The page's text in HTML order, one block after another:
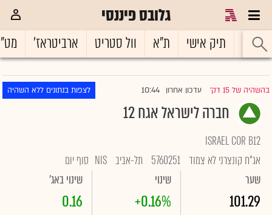
גלובס פיננסי
ראשי תיק אישי ת"א וול סטריט ארביטראז'
בהשהיה של 15 דק' |עדכון אחרון 10:44 לצפות בנתונים ללא השהיה
חברה לישראל אגח 12
ISRAEL COR B12
אג"ח קונצרני לא צמוד 5760251 תל-אביב NIS סוף יום
שער
101.29
שינוי
+0.16%
שינוי באג'
0.16